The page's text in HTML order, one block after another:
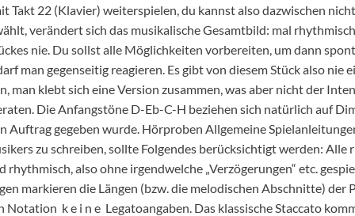
Takt 22 (Klavier) weiterspielen, du kannst also dazwischen
verändert sich das musikalische Gesamtbild: mal
nie. Du sollst alle Möglichkeiten vorbereiten, um dann
man gegenseitig reagieren. Es gibt von diesem Stück also nie
man klebt sich eine Version zusammen, was aber nicht der
Die Anfangstöne D-Eb-C-H beziehen sich natürlich auf
Auftrag gegeben wurde. Hörproben Allgemeine
zu schreiben, sollte Folgendes berücksichtigt werden:
rhythmisch, also ohne irgendwelche „Verzögerungen“ etc.
markieren die Längen (bzw. die melodischen Abschnitte) der
Notation k e i n e Legatoangaben. Das klassische Staccato